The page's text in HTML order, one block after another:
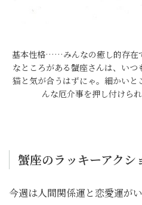
基本性格……みんなの癒し的存在
なところがある蟹座さんは、い
猫と気が合うはずにゃ。細かいと
んな厄介事を押し付けら
蟹座のラッキーアクシ
今週は人間関係運と恋愛運が